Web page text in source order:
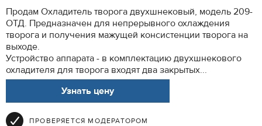
Продам Охладитель творога двухшнековый, модель 209-
ОТД. Предназначен для непрерывного охлаждения
творога и получения мажущей консистенции творога на
выходе.
Устройство аппарата - в комплектацию двухшнекового
охладителя для творога входят два закрытых...
Узнать цену
ПРОВЕРЯЕТСЯ МОДЕРАТОРОМ